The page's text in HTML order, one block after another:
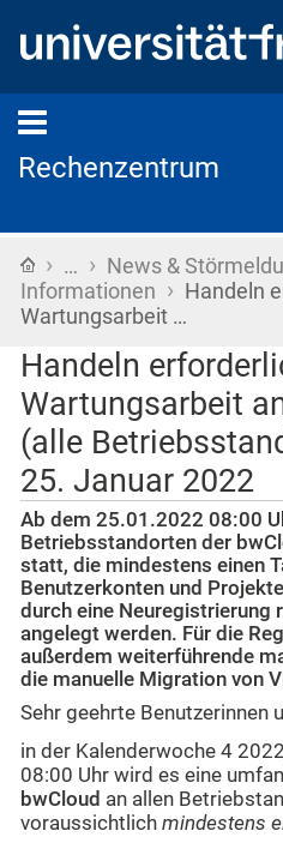
Rechenzentrum
Startseite
› … › News &
Informationen › Handeln
Wartungsarbeit …
Handeln
Wartungsarbeit
(alle
25. Januar 2022
Ab dem 25.01.2022 08:00
Betriebsstandorten der
statt, die mindestens einen
Benutzerkonten und
durch eine Neuregistrierung
angelegt werden. Für die
außerdem weiterführende
die manuelle Migration von
Sehr geehrte Benutzerinnen
in der Kalenderwoche 4
08:00 Uhr wird es eine
bwCloud an allen
voraussichtlich mindestens